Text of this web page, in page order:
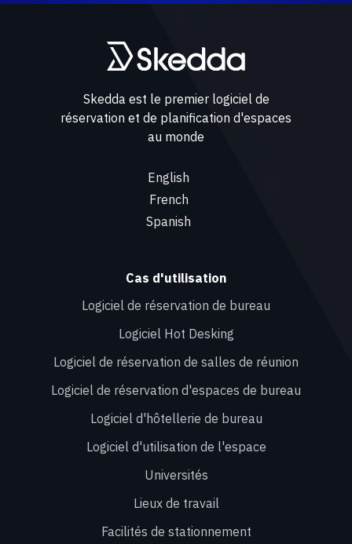
Skedda est le premier logiciel de
réservation et de planification d'espaces
au monde
English
French
Spanish
Cas d'utilisation
Logiciel de réservation de bureau
Logiciel Hot Desking
Logiciel de réservation de salles de réunion
Logiciel de réservation d'espaces de bureau
Logiciel d'hôtellerie de bureau
Logiciel d'utilisation de l'espace
Universités
Lieux de travail
Facilités de stationnement